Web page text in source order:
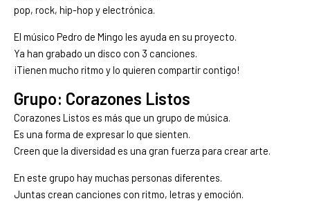
pop, rock, hip-hop y electrónica.
El músico Pedro de Mingo les ayuda en su proyecto.
Ya han grabado un disco con 3 canciones.
¡Tienen mucho ritmo y lo quieren compartir contigo!
Grupo: Corazones Listos
Corazones Listos es más que un grupo de música.
Es una forma de expresar lo que sienten.
Creen que la diversidad es una gran fuerza para crear arte.
En este grupo hay muchas personas diferentes.
Juntas crean canciones con ritmo, letras y emoción.